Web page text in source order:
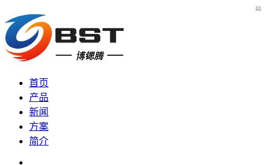
EN
首页
产品
新闻
方案
简介